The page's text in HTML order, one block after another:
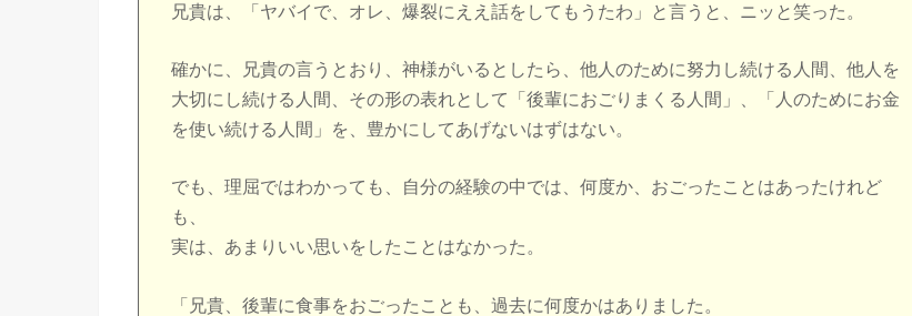
兄貴は、「ヤバイで、オレ、爆裂にええ話をしてもうたわ」と言うと、ニッと笑った。
確かに、兄貴の言うとおり、神様がいるとしたら、他人のために努力し続ける人間、他人を
大切にし続ける人間、その形の表れとして「後輩におごりまくる人間」、「人のためにお金
を使い続ける人間」を、豊かにしてあげないはずはない。
でも、理屈ではわかっても、自分の経験の中では、何度か、おごったことはあったけれど
も、
実は、あまりいい思いをしたことはなかった。
「兄貴、後輩に食事をおごったことも、過去に何度かはありました。